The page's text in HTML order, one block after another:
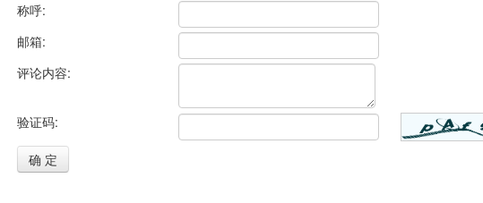
称呼:
邮箱:
评论内容:
验证码:
确 定